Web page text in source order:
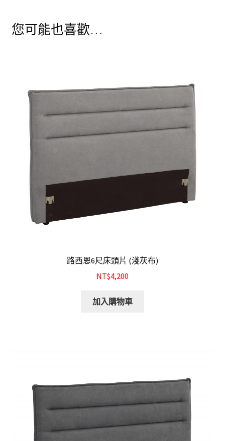
書桌&電腦桌
其他
我的帳號
購物車
注意事項
運送注意事項
您可能也喜歡…
路西恩6尺床頭片 (淺灰布)
NT$4,200
加入購物車